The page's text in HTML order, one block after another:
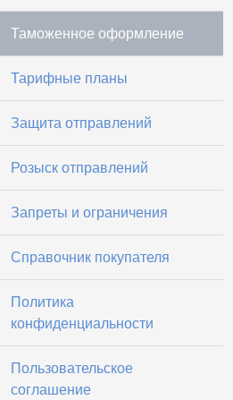
Таможенное оформление
Тарифные планы
Защита отправлений
Розыск отправлений
Запреты и ограничения
Справочник покупателя
Политика
конфиденциальности
Пользовательское
соглашение